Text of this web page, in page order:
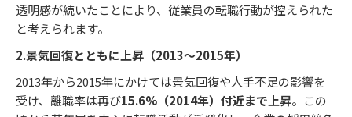
透明感が続いたことにより、従業員の転職行動が控えられた
と考えられます。
2.景気回復とともに上昇（2013～2015年）
2013年から2015年にかけては景気回復や人手不足の影響を
受け、離職率は再び15.6%（2014年）付近まで上昇。この